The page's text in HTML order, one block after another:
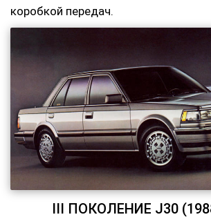
коробкой передач.
III ПОКОЛЕНИЕ J30